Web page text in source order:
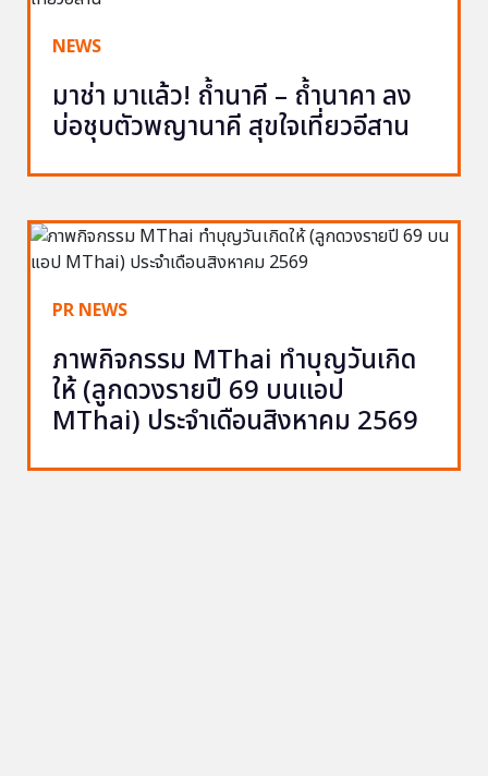
NEWS
มาช่า มาแล้ว! ถ้ำนาคี – ถ้ำนาคา ลง
บ่อชุบตัวพญานาคี สุขใจเที่ยวอีสาน
PR NEWS
ภาพกิจกรรม MThai ทำบุญวันเกิด
ให้ (ลูกดวงรายปี 69 บนแอป
MThai) ประจำเดือนสิงหาคม 2569